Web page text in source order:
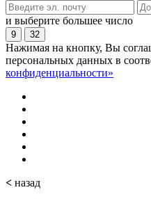
и выберите большее число
9 32
Нажимая на кнопку, Вы
персональных данных в
конфиденциальности»
< назад